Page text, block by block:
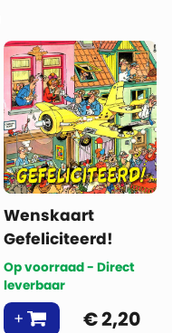
Wenskaart
Gefeliciteerd!
Op voorraad - Direct
leverbaar
€2,20